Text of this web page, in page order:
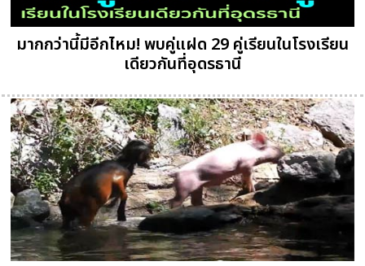
มากกว่านี้มีอีกไหม! พบคู่แฝด 29 คู่เรียนในโรงเรียน
เดียวกันที่อุดรธานี